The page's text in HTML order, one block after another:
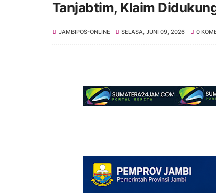
Tanjabtim, Klaim
JAMBIPOS-ONLINE SELASA, JUNI 09, 2026 0